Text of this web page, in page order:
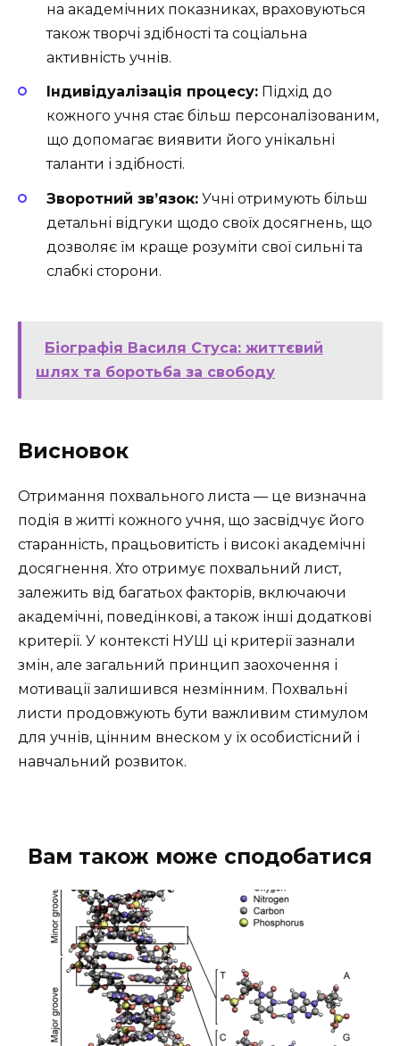
на академічних показниках, враховуються
також творчі здібності та соціальна
активність учнів.
Індивідуалізація процесу: Підхід до
кожного учня стає більш персоналізованим,
що допомагає виявити його унікальні
таланти і здібності.
Зворотний зв’язок: Учні отримують більш
детальні відгуки щодо своїх досягнень, що
дозволяє їм краще розуміти свої сильні та
слабкі сторони.
Біографія Василя Стуса: життєвий
шлях та боротьба за свободу
Висновок
Отримання похвального листа — це визначна
подія в житті кожного учня, що засвідчує його
старанність, працьовитість і високі академічні
досягнення. Хто отримує похвальний лист,
залежить від багатьох факторів, включаючи
академічні, поведінкові, а також інші додаткові
критерії. У контексті НУШ ці критерії зазнали
змін, але загальний принцип заохочення і
мотивації залишився незмінним. Похвальні
листи продовжують бути важливим стимулом
для учнів, цінним внеском у їх особистісний і
навчальний розвиток.
Вам також може сподобатися